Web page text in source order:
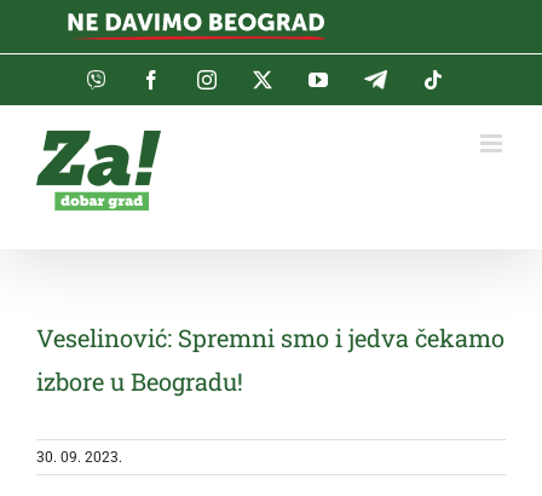
Viber FacebookInstagramTwitterYouTubeTelegram
Veselinović: Spremni smo i jedva čekamo
izbore u Beogradu!
30. 09. 2023.